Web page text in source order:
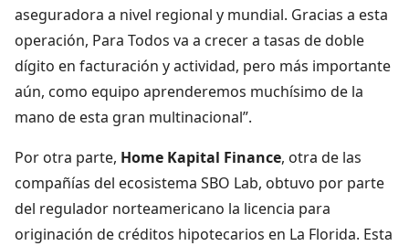
aseguradora a nivel regional y mundial. Gracias a esta
operación, Para Todos va a crecer a tasas de doble
dígito en facturación y actividad, pero más importante
aún, como equipo aprenderemos muchísimo de la
mano de esta gran multinacional”.
Por otra parte, Home Kapital Finance, otra de las
compañías del ecosistema SBO Lab, obtuvo por parte
del regulador norteamericano la licencia para
originación de créditos hipotecarios en La Florida. Esta